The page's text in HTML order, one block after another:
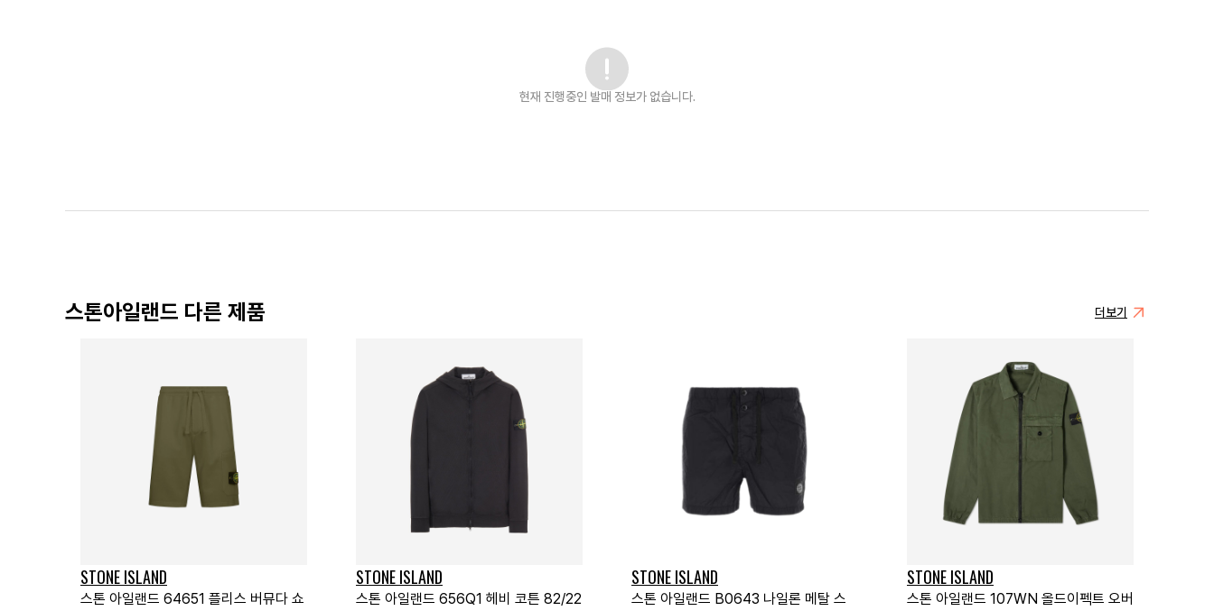
현재 진행중인 발매 정보가 없습니다.
스톤아일랜드 다른 제품 더보기
STONE ISLAND
스톤 아일랜드 64651 플리스 버뮤다 쇼
STONE ISLAND
스톤 아일랜드 656Q1 헤비 코튼 82/22
STONE ISLAND
스톤 아일랜드 B0643 나일론 메탈 스
STONE ISLAND
스톤 아일랜드 107WN 올드이펙트 오버